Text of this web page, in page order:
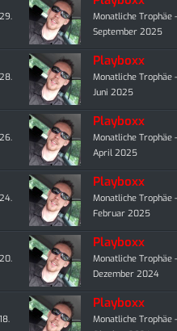
29.
Monatliche
September 2025
28.
Playboxx
Monatliche
Juni 2025
26.
Playboxx
Monatliche
April 2025
24.
Playboxx
Monatliche
Februar 2025
20.
Playboxx
Monatliche
Dezember 2024
18.
Playboxx
Monatliche